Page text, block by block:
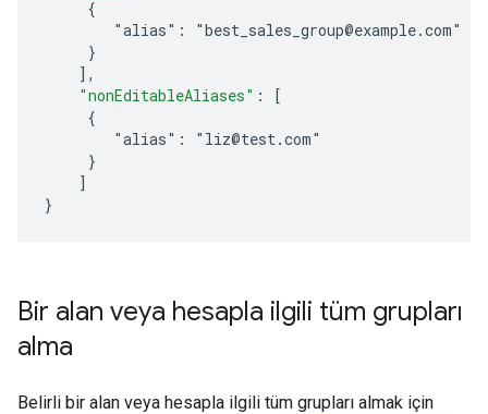
     {
        "alias": "best_sales_group@example.com"
     }
] ,
"nonEditableAliases" :
[
     {
        "alias": "liz@test.com"
     }
]
}
Bir alan veya hesapla ilgili tüm grupları
alma
Belirli bir alan veya hesapla ilgili tüm grupları almak için